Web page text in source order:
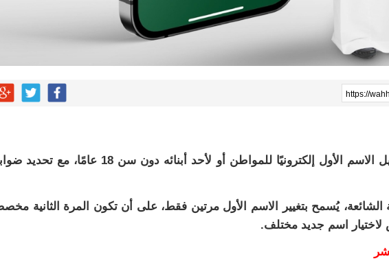
https://
إمكانية تعديل الاسم الأول إلكترونيًا للمواطن أو لأحد أبنائه دون سن 18 عامًا، مع
يُسمح بتغيير الاسم الأول مرتين فقط، على أن تكون المرة الثانية
لاختيار اسم جديد مختلف.